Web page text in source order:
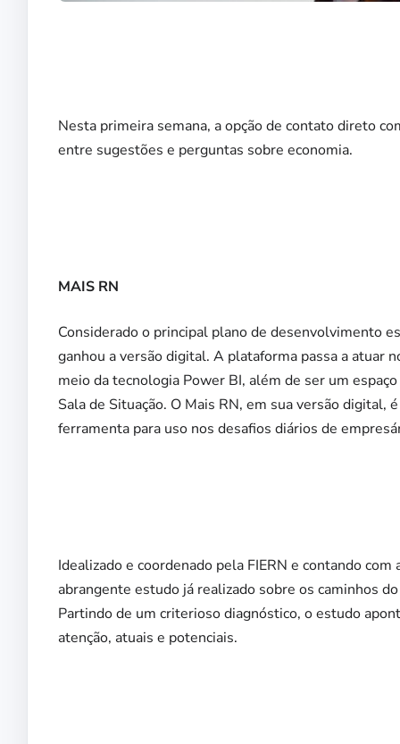
Nesta primeira semana, a opção de contato direto
entre sugestões e perguntas sobre economia.
MAIS RN
Considerado o principal plano de desenvolvimento
ganhou a versão digital. A plataforma passa a atuar
meio da tecnologia Power BI, além de ser um
Sala de Situação. O Mais RN, em sua versão
ferramenta para uso nos desafios diários de
Idealizado e coordenado pela FIERN e contando
abrangente estudo já realizado sobre os caminhos
Partindo de um criterioso diagnóstico, o estudo
atenção, atuais e potenciais.